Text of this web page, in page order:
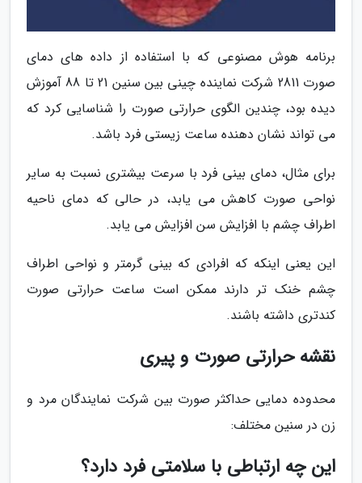
برنامه هوش مصنوعی که با استفاده از داده های دمای
صورت 2811 شرکت نماینده چینی بین سنین 21 تا 88 آموزش
دیده بود، چندین الگوی حرارتی صورت را شناسایی کرد که
می تواند نشان دهنده ساعت زیستی فرد باشد.
برای مثال، دمای بینی فرد با سرعت بیشتری نسبت به سایر
نواحی صورت کاهش می یابد، در حالی که دمای ناحیه
اطراف چشم با افزایش سن افزایش می یابد.
این یعنی اینکه که افرادی که بینی گرمتر و نواحی اطراف
چشم خنک تر دارند ممکن است ساعت حرارتی صورت
کندتری داشته باشند.
نقشه حرارتی صورت و پیری
محدوده دمایی حداکثر صورت بین شرکت نمایندگان مرد و
زن در سنین مختلف:
این چه ارتباطی با سلامتی فرد دارد؟